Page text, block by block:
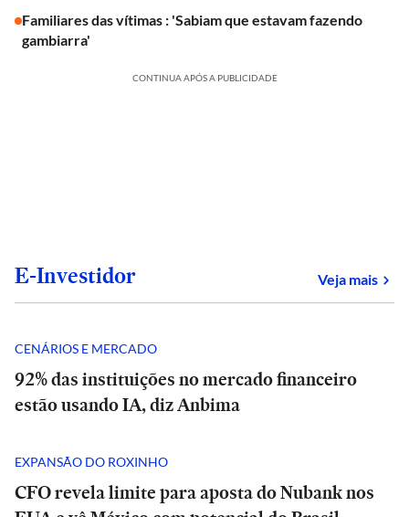
Familiares das vítimas : 'Sabiam que estavam fazendo
gambiarra'
CONTINUA APÓS A PUBLICIDADE
E-Investidor Veja mais
CENÁRIOS E MERCADO
92% das instituições no mercado financeiro
estão usando IA, diz Anbima
EXPANSÃO DO ROXINHO
CFO revela limite para aposta do Nubank nos